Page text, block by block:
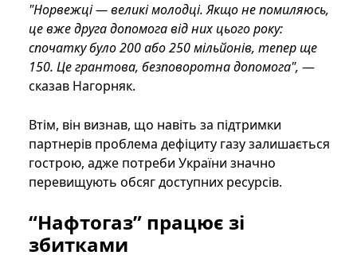
"Норвежці — великі молодці. Якщо не помиляюсь,
це вже друга допомога від них цього року:
спочатку було 200 або 250 мільйонів, тепер ще
150. Це грантова, безповоротна допомога", —
сказав Нагорняк.
Втім, він визнав, що навіть за підтримки
партнерів проблема дефіциту газу залишається
гострою, адже потреби України значно
перевищують обсяг доступних ресурсів.
“Нафтогаз” працює зі
збитками